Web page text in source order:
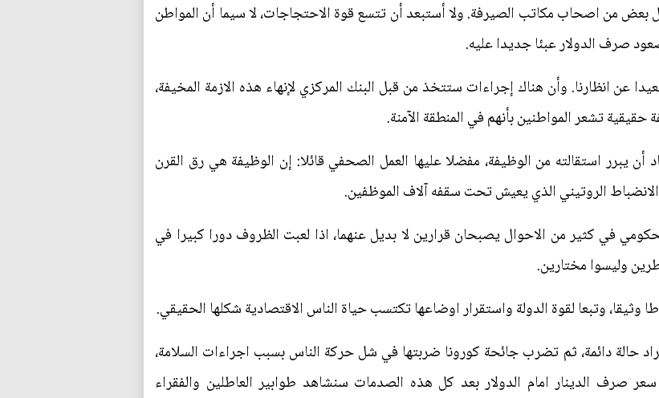
بعض من اصحاب مكاتب الصيرفة. ولا أستبعد أن تتسع قوة الاحتجاجات، لا سيما أن المواطن
صرف الدولار عبئا جديدا عليه.
عن انظارنا. وأن هناك إجراءات ستتخذ من قبل البنك المركزي لإنهاء هذه الازمة المخيفة،
تشعر المواطنين بأنهم في المنطقة الآمنة.
يبرر استقالته من الوظيفة، مفضلا عليها العمل الصحفي قائلا: إن الوظيفة هي رق القرن
الروتيني الذي يعيش تحت سقفه آلاف الموظفين.
في كثير من الاحوال يصبحان قرارين لا بديل عنهما، اذا لعبت الظروف دورا كبيرا في
وليسوا مختارين.
وثيقا، وتبعا لقوة الدولة واستقرار اوضاعها تكتسب حياة الناس الاقتصادية شكلها الحقيقي.
حالة دائمة، ثم تضرب جائحة كورونا ضربتها في شل حركة الناس بسبب اجراءات السلامة،
الدينار امام الدولار بعد كل هذه الصدمات سنشاهد طوابير العاطلين والفقراء